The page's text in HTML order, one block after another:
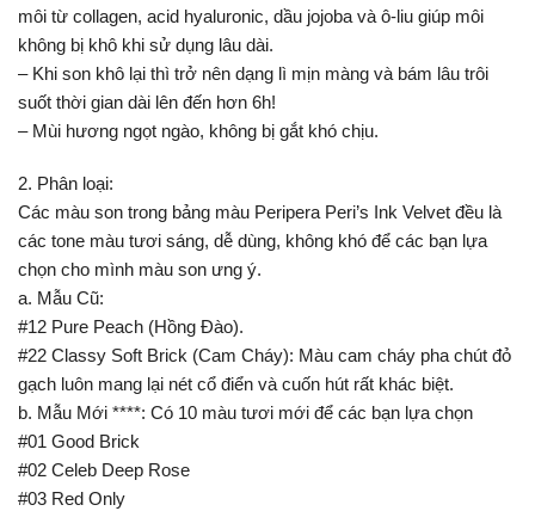
môi từ collagen, acid hyaluronic, dầu jojoba và ô-liu giúp môi
không bị khô khi sử dụng lâu dài.
– Khi son khô lại thì trở nên dạng lì mịn màng và bám lâu trôi
suốt thời gian dài lên đến hơn 6h!
– Mùi hương ngọt ngào, không bị gắt khó chịu.
2. Phân loại:
Các màu son trong bảng màu Peripera Peri’s Ink Velvet đều là
các tone màu tươi sáng, dễ dùng, không khó để các bạn lựa
chọn cho mình màu son ưng ý.
a. Mẫu Cũ:
#12 Pure Peach (Hồng Đào).
#22 Classy Soft Brick (Cam Cháy): Màu cam cháy pha chút đỏ
gạch luôn mang lại nét cổ điển và cuốn hút rất khác biệt.
b. Mẫu Mới ****: Có 10 màu tươi mới để các bạn lựa chọn
#01 Good Brick
#02 Celeb Deep Rose
#03 Red Only